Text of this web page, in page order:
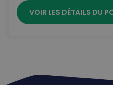
VOIR LES DÉTAILS DU